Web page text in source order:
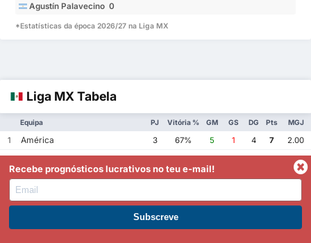
Agustín Palavecino 0
*Estatísticas da época 2026/27 na Liga MX
Liga MX Tabela
Equipa PJ Vitória % GM GS DG Pts MGJ
1 América 3 67% 5 1 4 7
2.00
Tijuana
1.67
3
Toluca 3 67% 6 3 3 6
3.00
4
Monterrey
3.33
3 67%
Torna-te Premium
Recebe prognósticos lucrativos no teu e-mail!